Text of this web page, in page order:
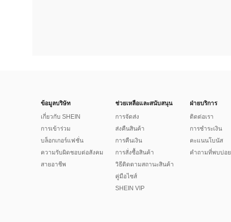
ข้อมูลบริษัท
เกี่ยวกับ SHEIN
การเข้าร่วม
บล็อกเกอร์แฟชั่น
ความรับผิดชอบต่อสังคม
สายอาชีพ
ช่วยเหลือและสนับสนุน
การจัดส่ง
ส่งคืนสินค้า
การคืนเงิน
การสั่งซื้อสินค้า
วิธีติดตามสถานะสินค้า
คู่มือไซส์
SHEIN VIP
ฝ่ายบริการ
ติดต่อเรา
การชำระเงิน
คะแนนโบนัส
คำถามที่พบบ่อย